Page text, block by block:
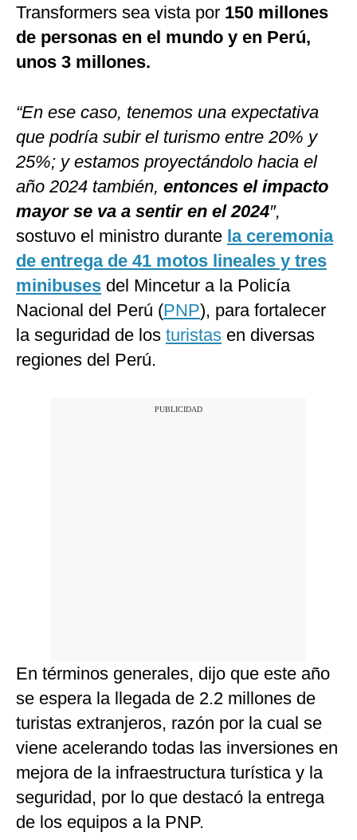
Transformers sea vista por 150 millones
de personas en el mundo y en Perú,
unos 3 millones.
“En ese caso, tenemos una expectativa
que podría subir el turismo entre 20% y
25%; y estamos proyectándolo hacia el
año 2024 también, entonces el impacto
mayor se va a sentir en el 2024″,
sostuvo el ministro durante la ceremonia
de entrega de 41 motos lineales y tres
minibuses del Mincetur a la Policía
Nacional del Perú (PNP), para fortalecer
la seguridad de los turistas en diversas
regiones del Perú.
En términos generales, dijo que este año
se espera la llegada de 2.2 millones de
turistas extranjeros, razón por la cual se
viene acelerando todas las inversiones en
mejora de la infraestructura turística y la
seguridad, por lo que destacó la entrega
de los equipos a la PNP.